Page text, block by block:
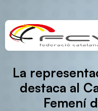
La
destaca al
Femení